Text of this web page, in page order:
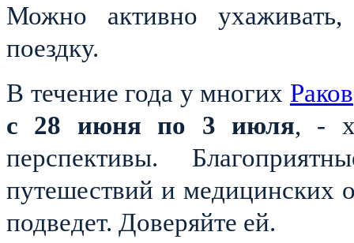
Можно активно ухаживать,
поездку.
В течение года у многих Раков
с 28 июня по 3 июля, -
перспективы.
путешествий и медицинских
подведет. Доверяйте ей.